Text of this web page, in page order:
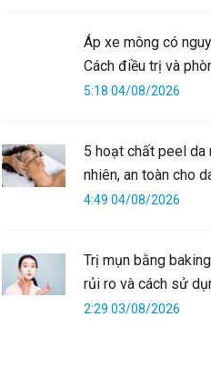
Áp xe mông có
Cách điều trị và
5:18 04/08/2026
5 hoạt chất peel da
nhiên, an toàn cho
4:49 04/08/2026
Trị mụn bằng
rủi ro và cách sử
2:29 03/08/2026